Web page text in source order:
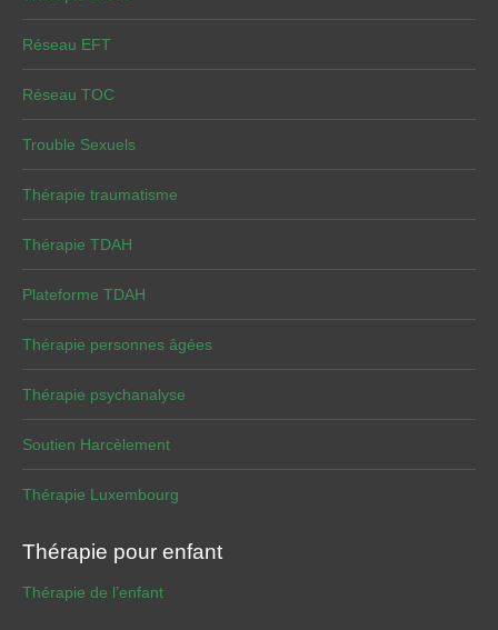
Réseau EFT
Réseau TOC
Trouble Sexuels
Thérapie traumatisme
Thérapie TDAH
Plateforme TDAH
Thérapie personnes âgées
Thérapie psychanalyse
Soutien Harcèlement
Thérapie Luxembourg
Thérapie pour enfant
Thérapie de l’enfant